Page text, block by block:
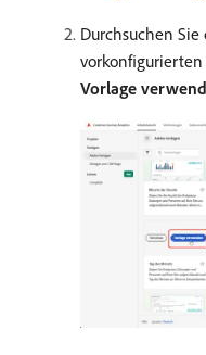
Durchsuchen
Vorlage